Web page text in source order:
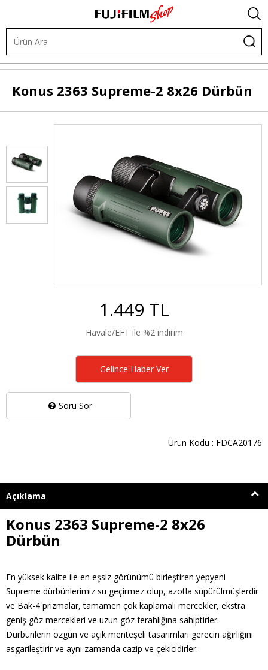
Konus 2363 Supreme-2 8x26 Dürbün
Soru Sor
1.449 TL
Havale/EFT ile %2 indirim
Ürün Kodu : FDCA20176
Gelince Haber Ver
Açıklama
Konus 2363 Supreme-2 8x26
Dürbün
En yüksek kalite ile en eşsiz görünümü birleştiren yepyeni
Supreme dürbünlerimiz su geçirmez olup, azotla süpürülmüşlerdir
ve Bak-4 prizmalar, tamamen çok kaplamalı mercekler, ekstra
geniş göz mercekleri ve uzun göz ferahlığına sahiptirler.
Dürbünlerin özgün ve açık menteşeli tasarımları gerecin ağırlığını
asgarileştirir ve aynı zamanda cazip ve çekicidirler.